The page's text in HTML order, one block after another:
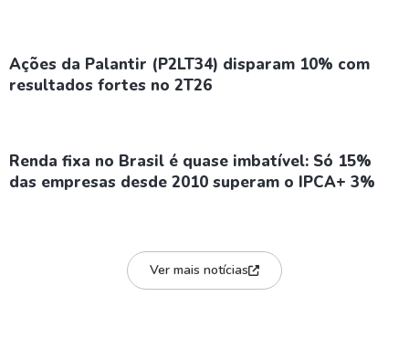
Ações da Palantir (P2LT34) disparam 10% com
resultados fortes no 2T26
Renda fixa no Brasil é quase imbatível: Só 15%
das empresas desde 2010 superam o IPCA+ 3%
Ver mais notícias